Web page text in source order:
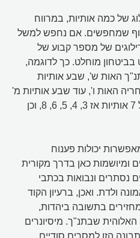
של כמה אותיות, במרווח
שמחפשים. אם נחפש למשל
של מספר קבוע של
בביטחון מוחלט. כך לדוגמה,
האות ש', שבע אותיות
האות ו', עוד שבע אותיות מ'
וכן הלאה. ואם לא בדילוגים של 7 אותיות אז 3, 4, 5, 6, 8, וכן
יכולות פענוח
ומיושמות כאן בדרך מקורית
נסתרים ונבואות בכתבי
ולדת. ואכן, ברעיון הקוד
בתשובה ביהדות,
שבתנ"ך. מיסיונרים
הזו למסרים סודיים